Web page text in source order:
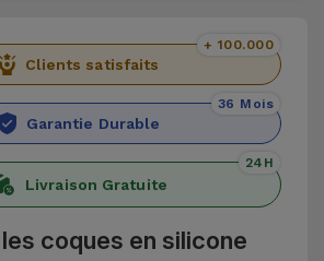
Clients satisfaits
+ 100.000
Garantie Durable
36 Mois
Livraison Gratuite
24H
coques en silicone